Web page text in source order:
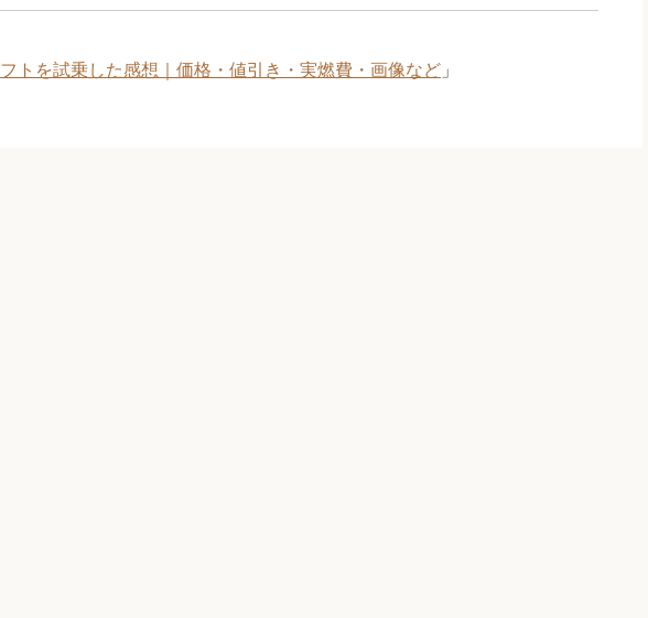
トを試乗した感想｜価格・値引き・実燃費・画像など 」